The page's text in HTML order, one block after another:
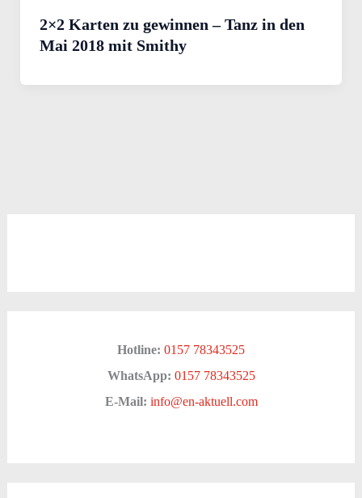
2×2 Karten zu gewinnen – Tanz in den
Mai 2018 mit Smithy
Hotline: 0157 78343525
WhatsApp: 0157 78343525
E-Mail: info@en-aktuell.com